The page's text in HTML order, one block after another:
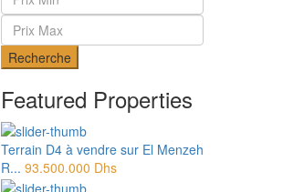
Recherche
Featured Properties
Terrain D4 à vendre sur El Menzeh
R... 93.500.000 Dhs